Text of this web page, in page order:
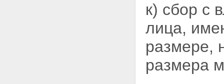
к) сбор с
лица,
размере,
размера